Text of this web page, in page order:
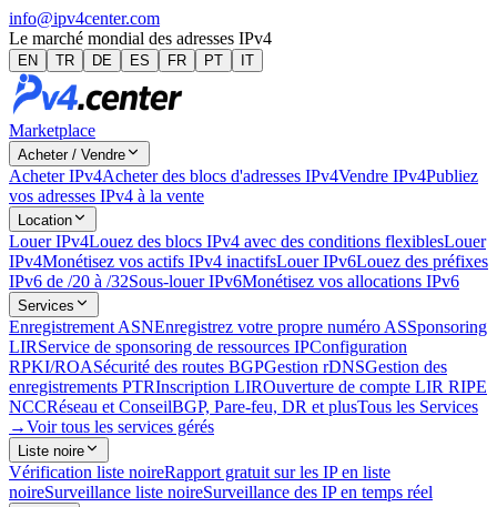
info@ipv4center.com
Le marché mondial des adresses IPv4
EN TR DE ES FR PT IT
Marketplace
Acheter / Vendre
Acheter IPv4Acheter des blocs d'adresses IPv4Vendre IPv4Publiez
vos adresses IPv4 à la vente
Location
Louer IPv4Louez des blocs IPv4 avec des conditions flexiblesLouer
IPv4Monétisez vos actifs IPv4 inactifsLouer IPv6Louez des préfixes
IPv6 de /20 à /32Sous-louer IPv6Monétisez vos allocations IPv6
Services
Enregistrement ASNEnregistrez votre propre numéro ASSponsoring
LIRService de sponsoring de ressources IPConfiguration
RPKI/ROASécurité des routes BGPGestion rDNSGestion des
enregistrements PTRInscription LIROuverture de compte LIR RIPE
NCCRéseau et ConseilBGP, Pare-feu, DR et plusTous les Services
→Voir tous les services gérés
Liste noire
Vérification liste noireRapport gratuit sur les IP en liste
noireSurveillance liste noireSurveillance des IP en temps réel